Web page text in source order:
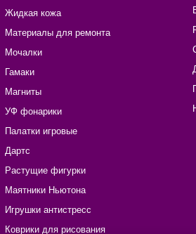
Жидкая кожа
Материалы для ремонта
Мочалки
Гамаки
Магниты
УФ фонарики
Палатки игровые
Дартс
Растущие фигурки
Маятники Ньютона
Игрушки антистресс
Коврики для рисования